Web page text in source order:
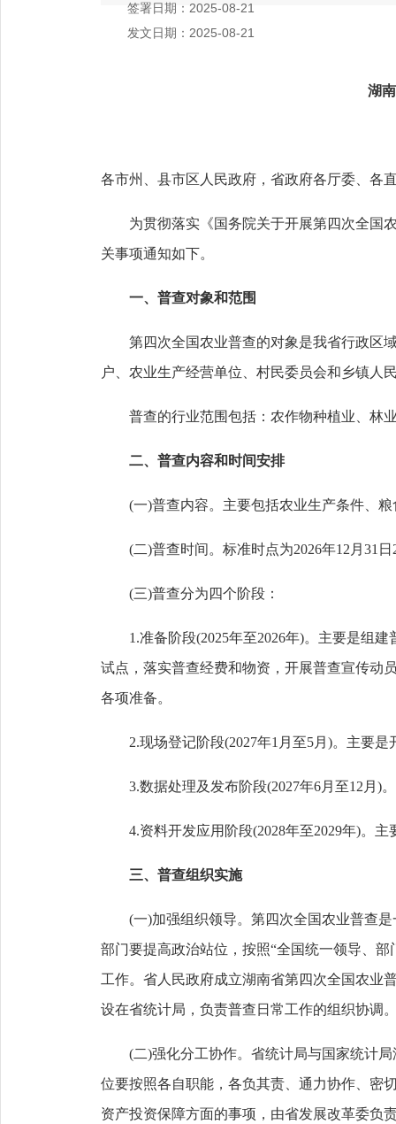
签署日期：2025-08-21
发文日期：2025-08-21
湖
各市州、县市区人民政府，省政府各厅委、各
为贯彻落实《国务院关于开展第四次全国农
关事项通知如下。
一、普查对象和范围
第四次全国农业普查的对象是我省行政区域
户、农业生产经营单位、村民委员会和乡镇人
普查的行业范围包括：农作物种植业、林
二、普查内容和时间安排
(一)普查内容。主要包括农业生产条件、粮
(二)普查时间。标准时点为2026年12月31日
(三)普查分为四个阶段：
1.准备阶段(2025年至2026年)。主要是组建
试点，落实普查经费和物资，开展普查宣传动
各项准备。
2.现场登记阶段(2027年1月至5月)。主要是
3.数据处理及发布阶段(2027年6月至12月)
4.资料开发应用阶段(2028年至2029年)。主
三、普查组织实施
(一)加强组织领导。第四次全国农业普查是
部门要提高政治站位，按照“全国统一领导、
工作。省人民政府成立湖南省第四次全国农业
设在省统计局，负责普查日常工作的组织协调
(二)强化分工协作。省统计局与国家统计局
位要按照各自职能，各负其责、通力协作、密
资产投资保障方面的事项，由省发展改革委负